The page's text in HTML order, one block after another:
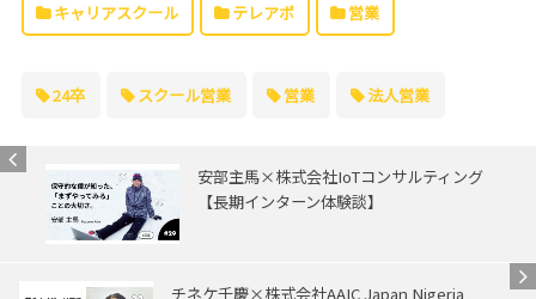
キャリアスクール テレアポ 営業
24卒 スクール営業 営業 法人営業
安部主馬×株式会社IoTコンサルティング
【長期インターン体験談】
チネケ千慶×株式会社AAIC Japan Nigeria